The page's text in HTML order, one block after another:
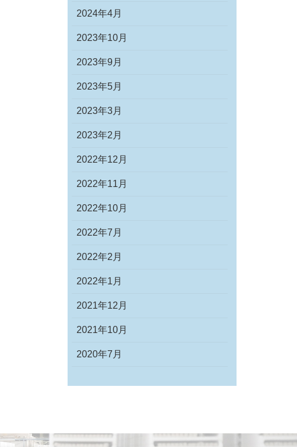
2024年4月
2023年10月
2023年9月
2023年5月
2023年3月
2023年2月
2022年12月
2022年11月
2022年10月
2022年7月
2022年2月
2022年1月
2021年12月
2021年10月
2020年7月